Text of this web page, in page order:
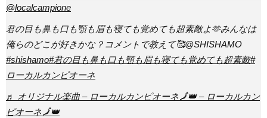
@localcampione
君の目も鼻も口も顎も眉も寝ても覚めても超素敵よ🫶みんなは
俺らのどこが好きかな？コメントで教えて🥰@SHISHAMO
#shishamo#君の目も鼻も口も顎も眉も寝ても覚めても超素敵#
ローカルカンピオーネ
♬ オリジナル楽曲 – ローカルカンピオーネ🗾👑 – ローカルカン
ピオーネ🗾👑